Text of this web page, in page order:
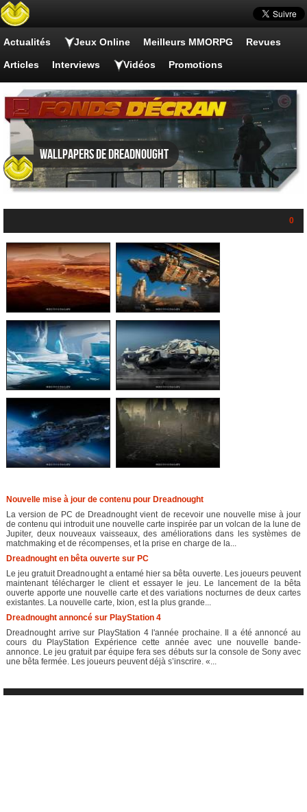
Actualités Jeux Online Meilleurs MMORPG Revues
Articles Interviews Vidéos Promotions
Wallpapers de Dreadnought
0
Nouvelle mise à jour de contenu pour Dreadnought
La version de PC de Dreadnought vient de recevoir une nouvelle mise à jour
de contenu qui introduit une nouvelle carte inspirée par un volcan de la lune de
Jupiter, deux nouveaux vaisseaux, des améliorations dans les systèmes de
matchmaking et de récompenses, et la prise en charge de la...
Dreadnought en bêta ouverte sur PC
Le jeu gratuit Dreadnought a entamé hier sa bêta ouverte. Les joueurs peuvent
maintenant télécharger le client et essayer le jeu. Le lancement de la bêta
ouverte apporte une nouvelle carte et des variations nocturnes de deux cartes
existantes. La nouvelle carte, Ixion, est la plus grande...
Dreadnought annoncé sur PlayStation 4
Dreadnought arrive sur PlayStation 4 l'année prochaine. Il a été annoncé au
cours du PlayStation Expérience cette année avec une nouvelle bande-
annonce. Le jeu gratuit par équipe fera ses débuts sur la console de Sony avec
une bêta fermée. Les joueurs peuvent déjà s’inscrire. «...